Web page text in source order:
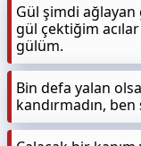
Gül şimdi ağlayan
gül çektiğim
gülüm.
Bin defa yalan
kandırmadın,